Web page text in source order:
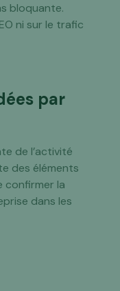
bloquante.
ni sur le trafic
par
de l’activité
des éléments
confirmer la
dans les